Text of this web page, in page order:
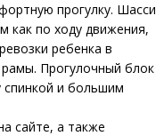
прогулку. Шасси
как по ходу движения,
ребенка в
Прогулочный блок
спинкой и большим
сайте, а также